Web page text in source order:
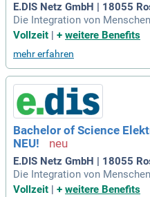
E.DIS Netz GmbH | 18055
Die Integration von
nserem Selbstverständnis
echnik.
Vollzeit | + weitere Benefits
mehr erfahren
Bachelor of Science
NEU!
E.DIS Netz GmbH | 18055
Die Integration von
nserem Selbstverständnis
Vollzeit
+ weitere Benefits